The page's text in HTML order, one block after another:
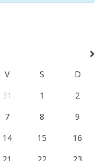
V S
D
31 1
2
7 8
9
14 15
16